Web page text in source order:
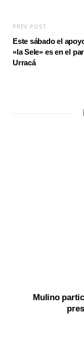
PREV POST
Este sábado el
«la Sele» es en el
Urracá
Mulino